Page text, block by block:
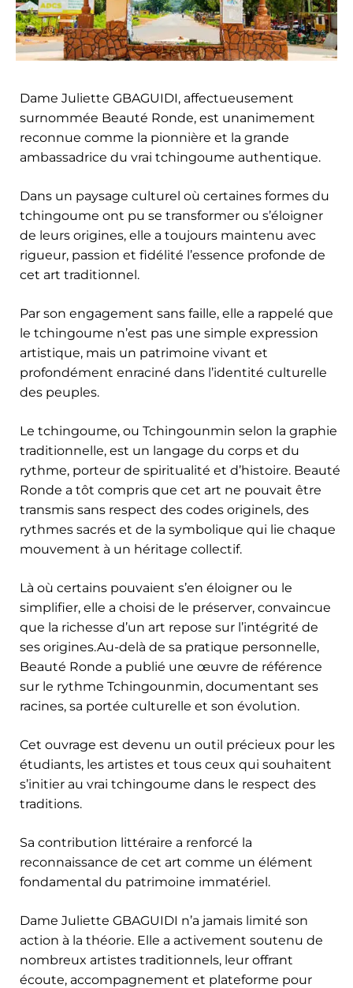
Dame Juliette GBAGUIDI, affectueusement
surnommée Beauté Ronde, est unanimement
reconnue comme la pionnière et la grande
ambassadrice du vrai tchingoume authentique.
Dans un paysage culturel où certaines formes du
tchingoume ont pu se transformer ou s’éloigner
de leurs origines, elle a toujours maintenu avec
rigueur, passion et fidélité l’essence profonde de
cet art traditionnel.
Par son engagement sans faille, elle a rappelé que
le tchingoume n’est pas une simple expression
artistique, mais un patrimoine vivant et
profondément enraciné dans l’identité culturelle
des peuples.
Le tchingoume, ou Tchingounmin selon la graphie
traditionnelle, est un langage du corps et du
rythme, porteur de spiritualité et d’histoire. Beauté
Ronde a tôt compris que cet art ne pouvait être
transmis sans respect des codes originels, des
rythmes sacrés et de la symbolique qui lie chaque
mouvement à un héritage collectif.
Là où certains pouvaient s’en éloigner ou le
simplifier, elle a choisi de le préserver, convaincue
que la richesse d’un art repose sur l’intégrité de
ses origines.Au-delà de sa pratique personnelle,
Beauté Ronde a publié une œuvre de référence
sur le rythme Tchingounmin, documentant ses
racines, sa portée culturelle et son évolution.
Cet ouvrage est devenu un outil précieux pour les
étudiants, les artistes et tous ceux qui souhaitent
s’initier au vrai tchingoume dans le respect des
traditions.
Sa contribution littéraire a renforcé la
reconnaissance de cet art comme un élément
fondamental du patrimoine immatériel.
Dame Juliette GBAGUIDI n’a jamais limité son
action à la théorie. Elle a activement soutenu de
nombreux artistes traditionnels, leur offrant
écoute, accompagnement et plateforme pour